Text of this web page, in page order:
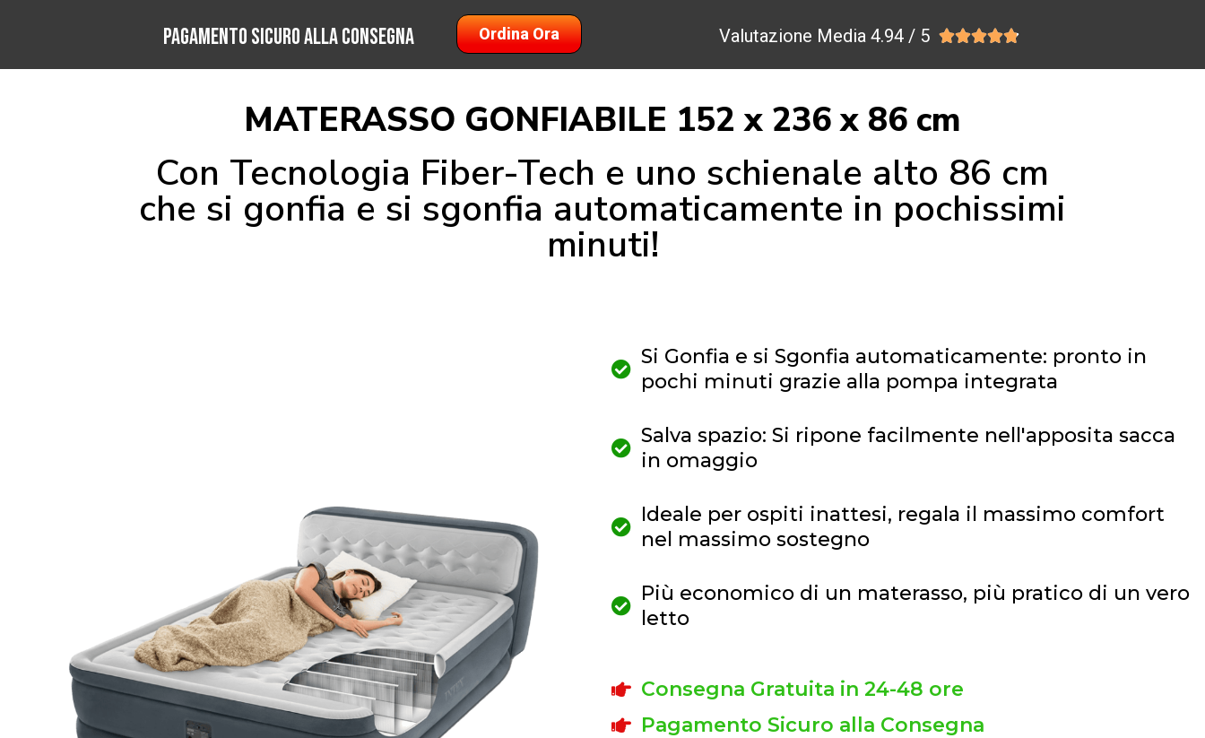
Pagamento Sicuro alla consegna Ordina Ora Valutazione Media 4.94 / 5 
MATERASSO GONFIABILE 152 x 236 x 86 cm
Con Tecnologia Fiber-Tech e uno schienale alto 86 cm
che si gonfia e si sgonfia automaticamente in pochissimi
minuti!
Si Gonfia e si Sgonfia automaticamente: pronto in
pochi minuti grazie alla pompa integrata
Salva spazio: Si ripone facilmente nell'apposita sacca
in omaggio
Ideale per ospiti inattesi, regala il massimo comfort
nel massimo sostegno
Più economico di un materasso, più pratico di un vero
letto
Consegna Gratuita in 24-48 ore
Pagamento Sicuro alla Consegna